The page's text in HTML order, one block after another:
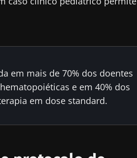
em mais de 70% dos doentes
e em 40% dos
em dose standard.